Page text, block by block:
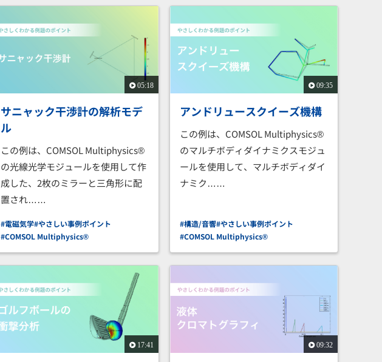
05:18
サニャック干渉計の解析モデ
ル
この例は、COMSOL Multiphysics®
の光線光学モジュールを使用して作
成した、2枚のミラーと三角形に配
置され……
#電磁気学#やさしい事例ポイント
#COMSOL Multiphysics®
09:35
アンドリュースクイーズ機構
この例は、COMSOL Multiphysics®
のマルチボディダイナミクスモジュ
ールを使用して、マルチボディダイ
ナミク……
#構造/音響#やさしい事例ポイント
#COMSOL Multiphysics®
17:41 09:32